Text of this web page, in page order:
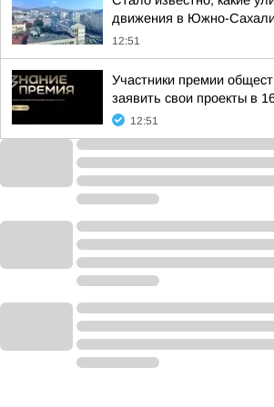
движения в Южно-
12:51
Участники премии
заявить свои проекты в
12:51